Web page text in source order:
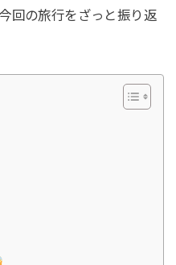
回の旅行をざっと振り返